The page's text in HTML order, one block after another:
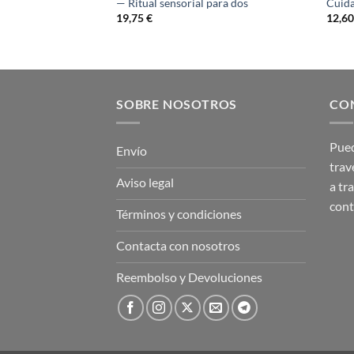
19,75€
SOBRE NOSOTROS
Envío
Aviso legal
Términos y condiciones
Contacta con nosotros
Reembolso y Devoluciones
a